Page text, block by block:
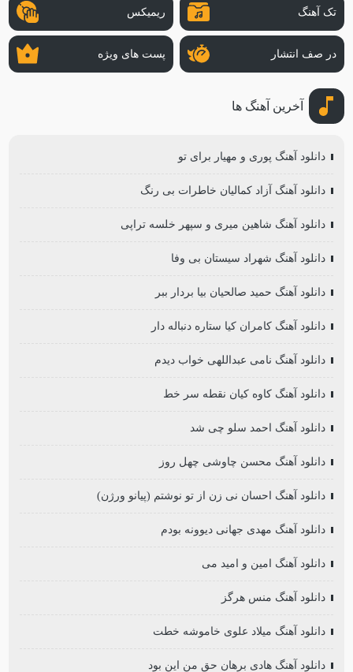
تک آهنگ ریمیکس
در صف انتشار پست های ویژه
آخرین آهنگ ها
دانلود آهنگ پوری و مهیار برای تو
دانلود آهنگ آزاد کمالیان خاطرات بی رنگ
دانلود آهنگ شاهین میری و سپهر خلسه تراپی
دانلود آهنگ شهراد سیستان بی وفا
دانلود آهنگ حمید صالحیان بیا بردار ببر
دانلود آهنگ کامران کیا ستاره دنباله دار
دانلود آهنگ نامی عبداللهی خواب دیدم
دانلود آهنگ کاوه کیان نقطه سر خط
دانلود آهنگ احمد سلو چی شد
دانلود آهنگ محسن چاوشی چهل روز
دانلود آهنگ احسان نی زن از تو نوشتم (پیانو ورژن)
دانلود آهنگ مهدی جهانی دیوونه بودم
دانلود آهنگ امین و امید می
دانلود آهنگ منس هرگز
دانلود آهنگ میلاد علوی خاموشه خطت
دانلود آهنگ هادی برهان حق من این بود